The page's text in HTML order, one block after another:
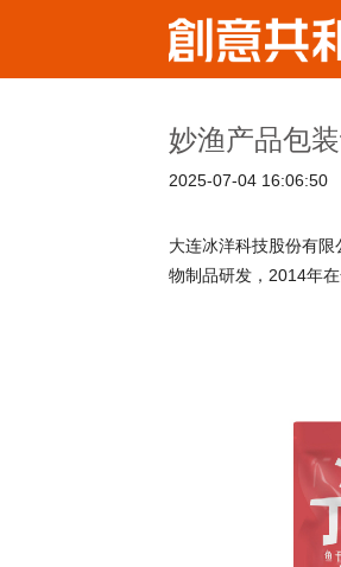
妙渔产品包
2025-07-04 16:06:50
大连冰洋科技股份有
物制品研发，2014年